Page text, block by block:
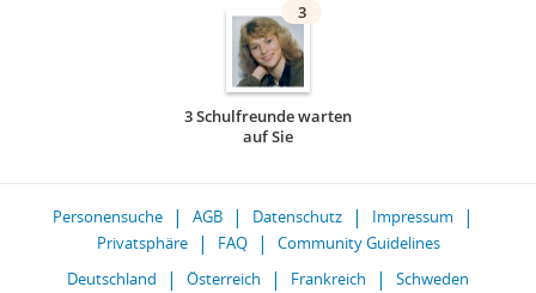
3
3 Schulfreunde warten
auf Sie
Personensuche AGB Datenschutz
Impressum
Privatsphäre
FAQ
Community Guidelines
Deutschland
Österreich Frankreich Schweden